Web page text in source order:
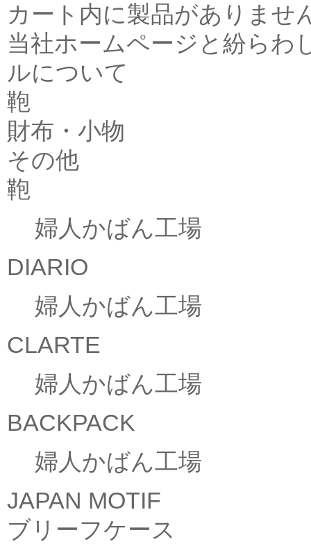
カート内に製品がありませ
当社ホームページと紛らわ
ルについて
鞄
財布・小物
その他
鞄
婦人かばん工場
DIARIO
婦人かばん工場
CLARTE
婦人かばん工場
BACKPACK
婦人かばん工場
JAPAN MOTIF
ブリーフケース